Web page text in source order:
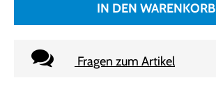
IN DEN WARENKORB
Fragen zum Artikel